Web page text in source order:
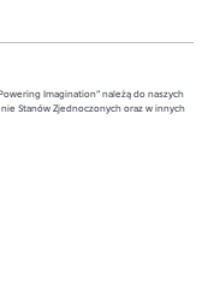
Imagination” należą do naszych
Stanów Zjednoczonych oraz w innych